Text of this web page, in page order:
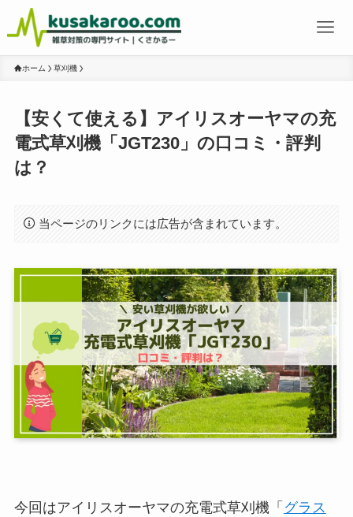
ホーム 草刈機
【安くて使える】アイリスオーヤマの充
電式草刈機「JGT230」の口コミ・評判
は？
当ページのリンクには広告が含まれています。
今回はアイリスオーヤマの充電式草刈機「 グラス